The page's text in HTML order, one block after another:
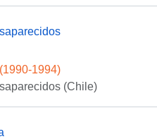
1994)
(Chile)